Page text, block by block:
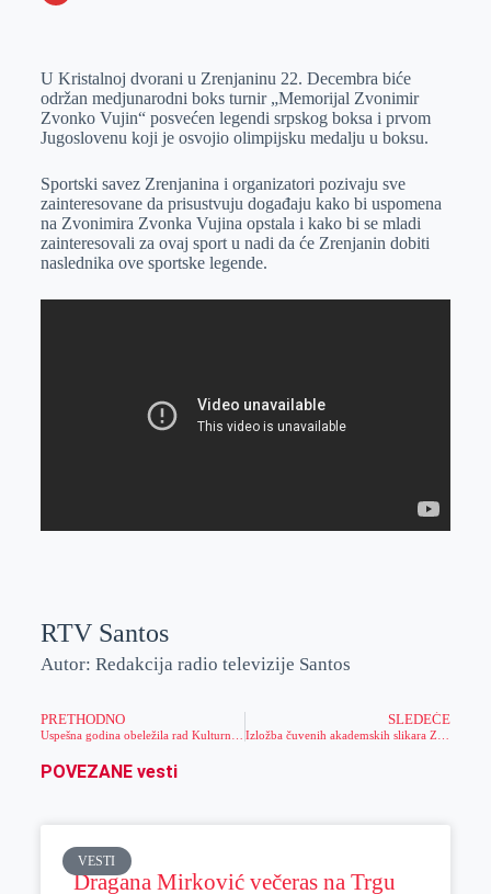
e
r
I
n
s
A
p
p
a
i
l
U Kristalnoj dvorani u Zrenjaninu 22. Decembra biće
održan medjunarodni boks turnir „Memorijal Zvonimir
Zvonko Vujin“ posvećen legendi srpskog boksa i prvom
Jugoslovenu koji je osvojio olimpijsku medalju u boksu.
Sportski savez Zrenjanina i organizatori pozivaju sve
zainteresovane da prisustvuju događaju kako bi uspomena
na Zvonimira Zvonka Vujina opstala i kako bi se mladi
zainteresovali za ovaj sport u nadi da će Zrenjanin dobiti
naslednika ove sportske legende.
RTV Santos
Autor: Redakcija radio televizije Santos
PRETHODNO SLEDEĆE
POVEZANE vesti
VESTI
Dragana Mirković večeras na Trgu